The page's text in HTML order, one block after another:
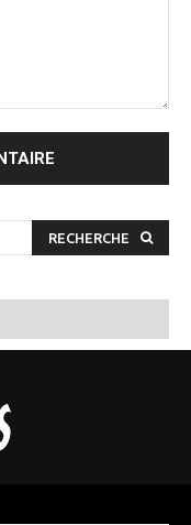
RECHERCHE